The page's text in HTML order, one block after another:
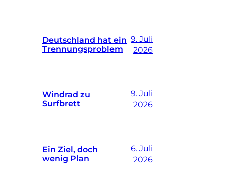
Deutschland hat ein
Trennungsproblem
9. Juli
2026
Windrad zu
Surfbrett
9. Juli
2026
Ein Ziel, doch
wenig Plan
6. Juli
2026